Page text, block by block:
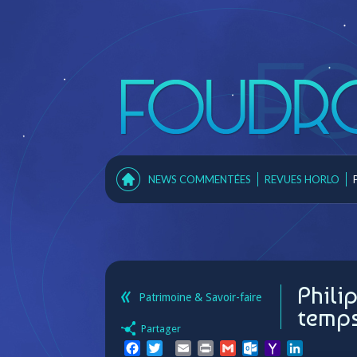
NEWS COMMENTÉES REVUES HORLO
Patrimoine & Savoir-faire
Partager
FacebookTwitterEmailPrint GmailOutlook.com
Yahoo